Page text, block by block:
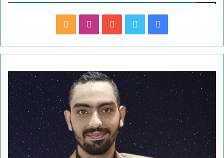
ي
و
ك
و
ت
ر
و
ي
و
ب
ن
ت
ق
ر
ا
ل
ص
ا
ل
م